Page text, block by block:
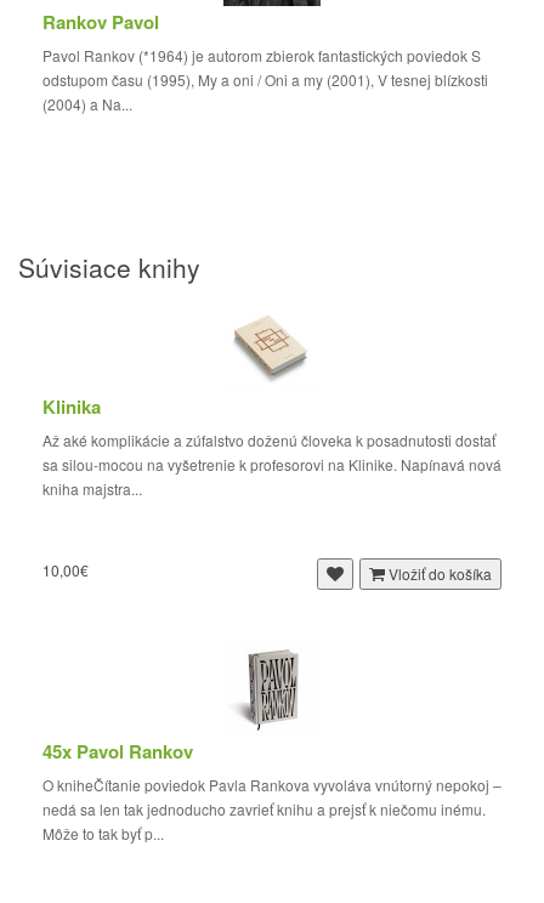
Rankov Pavol
Pavol Rankov (*1964) je autorom zbierok fantastických poviedok S
odstupom času (1995), My a oni / Oni a my (2001), V tesnej blízkosti
(2004) a Na...
Súvisiace knihy
Klinika
Až aké komplikácie a zúfalstvo doženú človeka k posadnutosti dostať
sa silou-mocou na vyšetrenie k profesorovi na Klinike. Napínavá nová
kniha majstra...
10,00€ Vložiť do košíka
45x Pavol Rankov
O kniheČítanie poviedok Pavla Rankova vyvoláva vnútorný nepokoj –
nedá sa len tak jednoducho zavrieť knihu a prejsť k niečomu inému.
Môže to tak byť p...